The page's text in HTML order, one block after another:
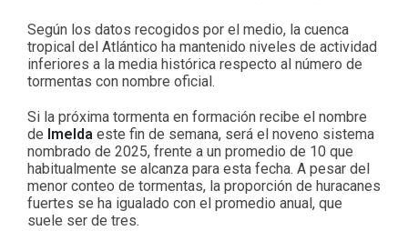
Según los datos recogidos por el medio, la cuenca
tropical del Atlántico ha mantenido niveles de actividad
inferiores a la media histórica respecto al número de
tormentas con nombre oficial.
Si la próxima tormenta en formación recibe el nombre
de Imelda este fin de semana, será el noveno sistema
nombrado de 2025, frente a un promedio de 10 que
habitualmente se alcanza para esta fecha. A pesar del
menor conteo de tormentas, la proporción de huracanes
fuertes se ha igualado con el promedio anual, que
suele ser de tres.